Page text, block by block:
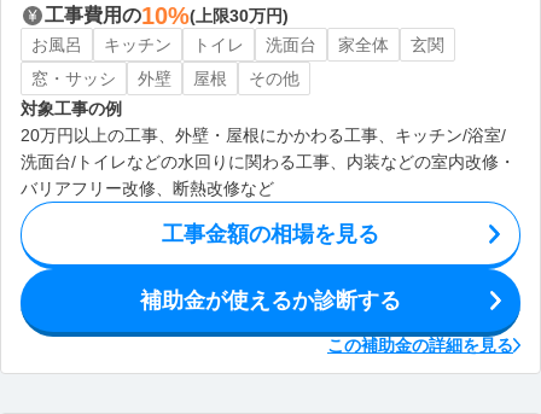
工事費用の10%(上限30万円)
お風呂
キッチン トイレ 洗面台 家全体
玄関
窓・サッシ
外壁 屋根
その他
対象工事の例
20万円以上の工事、外壁・屋根にかかわる工事、キッチン/浴室/
洗面台/トイレなどの水回りに関わる工事、内装などの室内改修・
バリアフリー改修、断熱改修など
工事金額の相場を見る
補助金が使えるか診断する
この補助金の詳細を見る